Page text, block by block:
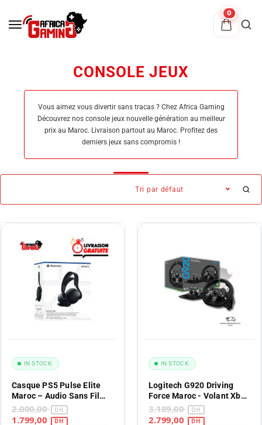
0
CONSOLE JEUX
Vous aimez vous divertir sans tracas ? Chez Africa Gaming
Découvrez nos console jeux nouvelle génération au meilleur
prix au Maroc. Livraison partout au Maroc. Profitez des
derniers jeux sans compromis !
Tri par défaut
Casque PS5 Pulse Elite
Maroc – Audio Sans Fil
Sans Perte – Édition Pro
2.000,00
IN STOCK:
Logitech G920 Driving
Force Maroc - Volant Xbox
Series X|S, Xbox One & PC
3.189,00
IN STOCK: